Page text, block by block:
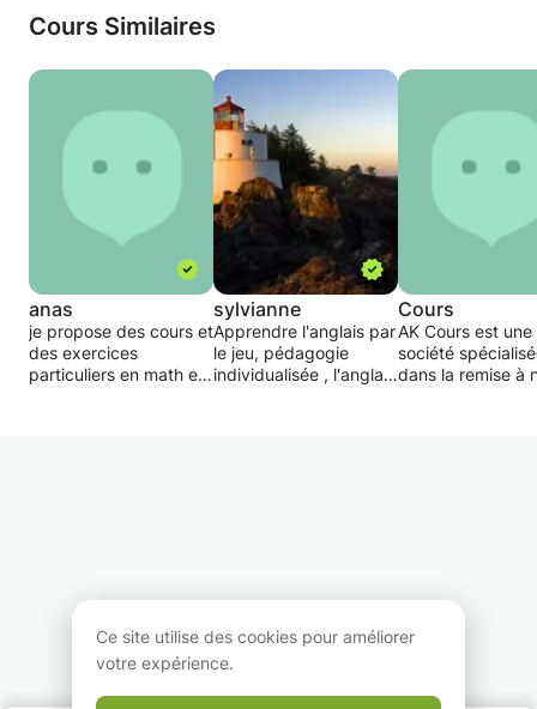
Cours Similaires
anas
je propose des cours et
des exercices
particuliers en math et
sylvianne
Apprendre l'anglais par
le jeu, pédagogie
individualisée , l'anglais
Cours
AK Cours est une
société
dans la remise à
Ce site utilise des cookies pour améliorer
votre expérience.